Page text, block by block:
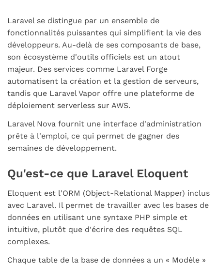
Laravel se distingue par un ensemble de
fonctionnalités puissantes qui simplifient la vie des
développeurs. Au-delà de ses composants de base,
son écosystème d'outils officiels est un atout
majeur. Des services comme Laravel Forge
automatisent la création et la gestion de serveurs,
tandis que Laravel Vapor offre une plateforme de
déploiement serverless sur AWS.
Laravel Nova fournit une interface d'administration
prête à l'emploi, ce qui permet de gagner des
semaines de développement.
Qu'est-ce que Laravel Eloquent
Eloquent est l'ORM (Object-Relational Mapper) inclus
avec Laravel. Il permet de travailler avec les bases de
données en utilisant une syntaxe PHP simple et
intuitive, plutôt que d'écrire des requêtes SQL
complexes.
Chaque table de la base de données a un « Modèle »